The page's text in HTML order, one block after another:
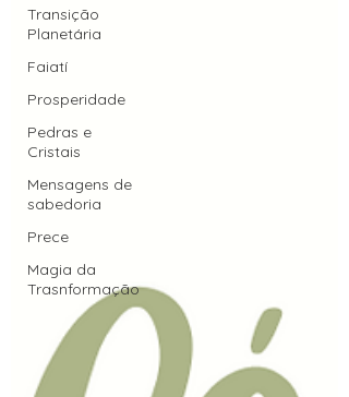
Transição
Planetária
Faiatí
Prosperidade
Pedras e
Cristais
Mensagens de
sabedoria
Prece
Magia da
Trasnformação